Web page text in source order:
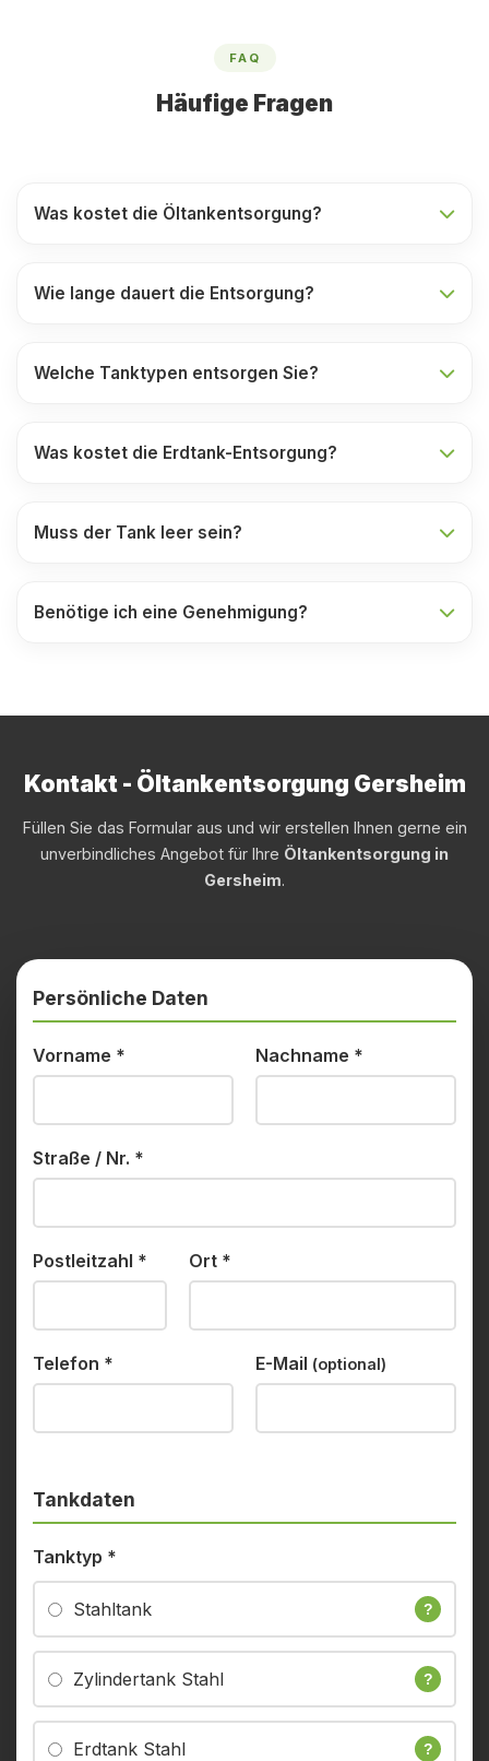
FAQ
Häufige Fragen
Was kostet die Öltankentsorgung?
Wie lange dauert die Entsorgung?
Welche Tanktypen entsorgen Sie?
Was kostet die Erdtank-Entsorgung?
Muss der Tank leer sein?
Benötige ich eine Genehmigung?
Kontakt - Öltankentsorgung Gersheim
Füllen Sie das Formular aus und wir erstellen Ihnen gerne ein
unverbindliches Angebot für Ihre Öltankentsorgung in
Gersheim.
Persönliche Daten
Vorname * Nachname *
Straße / Nr. *
Postleitzahl * Ort *
Telefon * E-Mail (optional)
Tankdaten
Tanktyp *
Stahltank ?
Zylindertank Stahl ?
Erdtank Stahl ?